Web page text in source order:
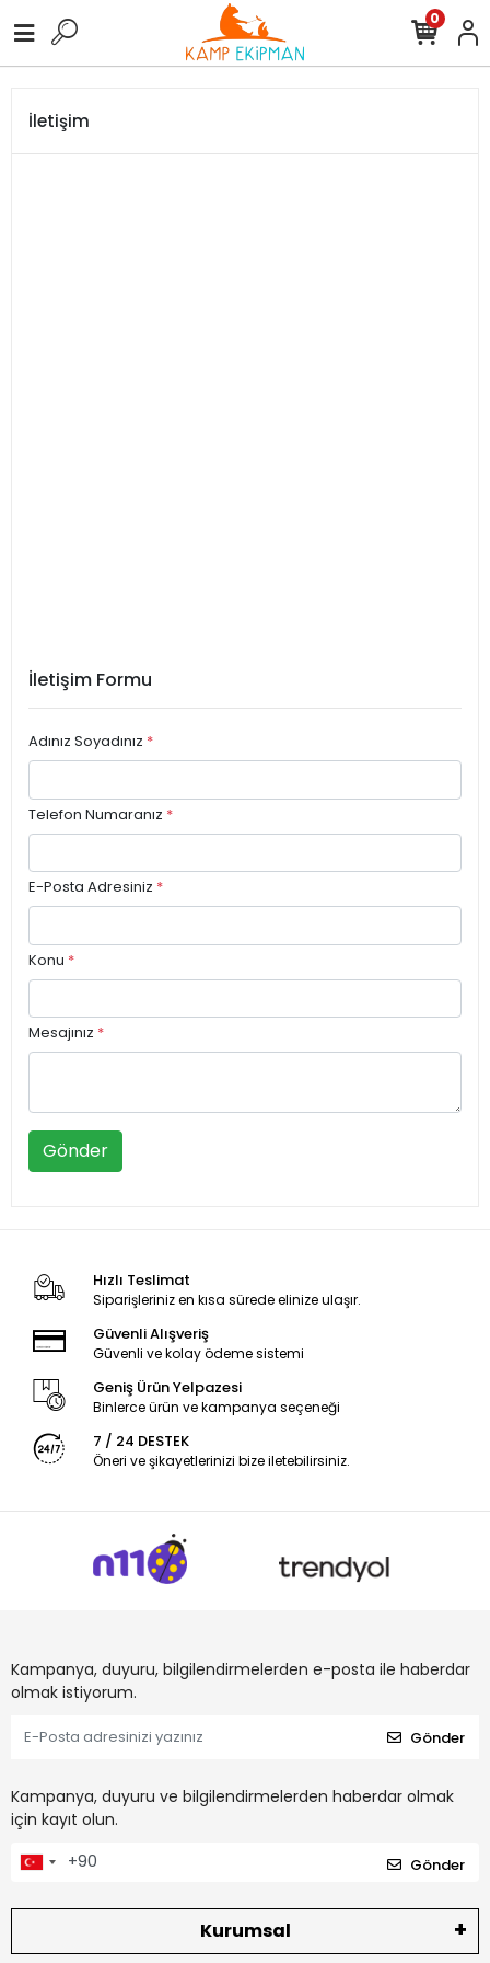
0
İletişim
İletişim Formu
Adınız Soyadınız *
Telefon Numaranız *
E-Posta Adresiniz *
Konu *
Mesajınız *
Gönder
Hızlı Teslimat
Siparişleriniz en kısa sürede elinize ulaşır.
Güvenli Alışveriş
Güvenli ve kolay ödeme sistemi
Geniş Ürün Yelpazesi
Binlerce ürün ve kampanya seçeneği
7 / 24 DESTEK
Öneri ve şikayetlerinizi bize iletebilirsiniz.
Kampanya, duyuru, bilgilendirmelerden e-posta ile haberdar
olmak istiyorum.
Gönder
Kampanya, duyuru ve bilgilendirmelerden haberdar olmak
için kayıt olun.
Gönder
Kurumsal